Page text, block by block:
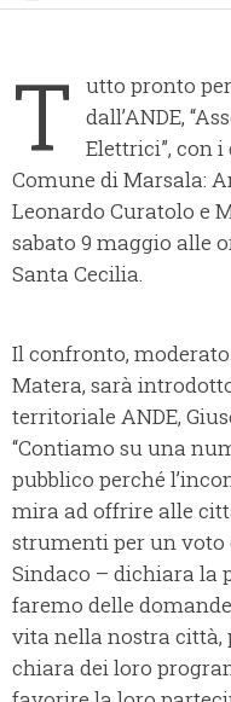
T
utto pronto
dall’ANDE,
Elettrici”, con
Comune di Marsala:
Leonardo Curatolo e
sabato 9 maggio alle
Santa Cecilia.
Il confronto,
Matera, sarà
territoriale ANDE,
“Contiamo su una
pubblico perché
mira ad offrire alle
strumenti per un voto
Sindaco – dichiara la
faremo delle
vita nella nostra città,
chiara dei loro